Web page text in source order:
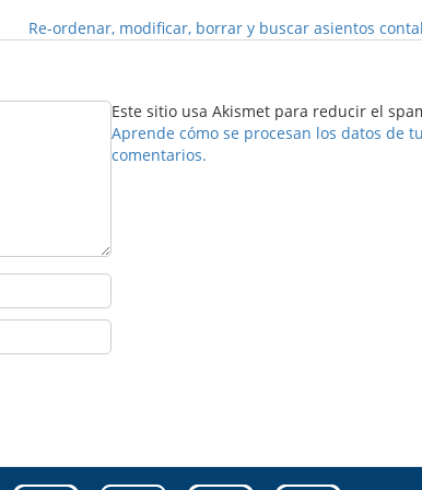
Re-ordenar, modificar, borrar y buscar asientos
Este sitio usa Akismet para reducir el
Aprende cómo se procesan los datos de
comentarios.